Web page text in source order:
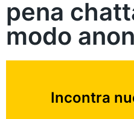
pena
modo
Incontra